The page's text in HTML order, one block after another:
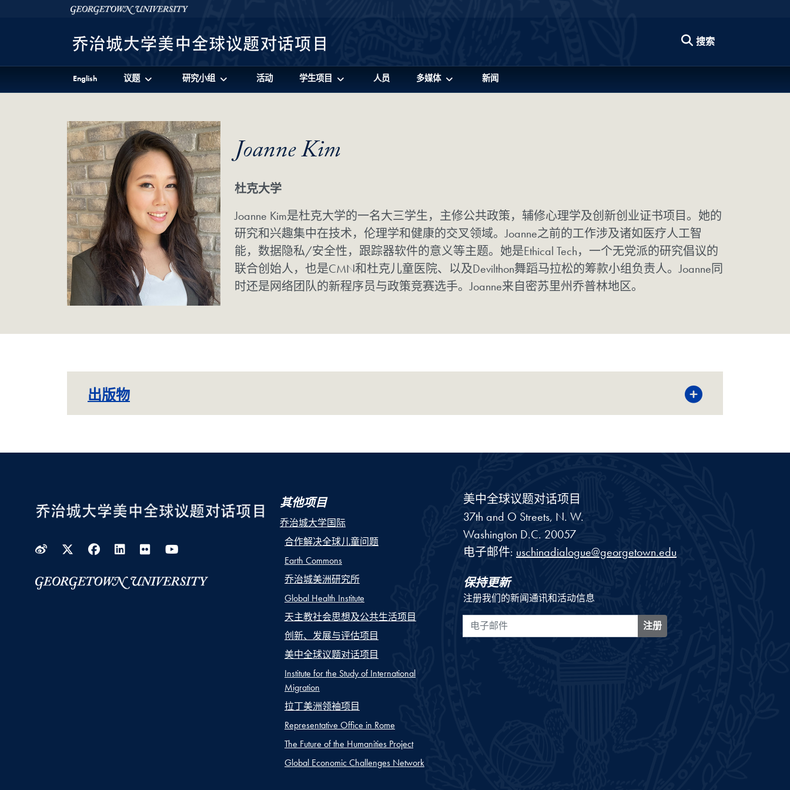
Skip to 美中全球议题对话项目 Full Site Menu
Skip to main contentGeorgetown University
搜索
English 议题 研究小组 活动 学生项目 人员 多媒体 新闻
Joanne Kim
杜克大学
Joanne Kim是杜克大学的一名大三学生，主修公共政策，辅修心理学及创新创业证书项目。她的
研究和兴趣集中在技术，伦理学和健康的交叉领域。Joanne之前的工作涉及诸如医疗人工智
能，数据隐私/安全性，跟踪器软件的意义等主题。她是Ethical Tech，一个无党派的研究倡议的
联合创始人，也是CMN和杜克儿童医院、以及Devilthon舞蹈马拉松的筹款小组负责人。Joanne同
时还是网络团队的新程序员与政策竞赛选手。Joanne来自密苏里州乔普林地区。
出版物
WeiboTwitter
Facebook
LinkedIn
Flickr
其他项目
乔治城大学国际
合作解决全球儿童问题
Earth Commons
乔治城美洲研究所
Global Health Institute
天主教社会思想及公共生活项目
创新、发展与评估项目
美中全球议题对话项目
Institute for the Study of International
Migration
拉丁美洲领袖项目
Representative Office in Rome
The Future of the Humanities Project
Global Economic Challenges Network
美中全球议题对话项目
37th and O Streets, N. W.
Washington D.C. 20057
电子邮件: uschinadialogue@georgetown.edu
保持更新
注册我们的新闻通讯和活动信息
电子邮件 注册